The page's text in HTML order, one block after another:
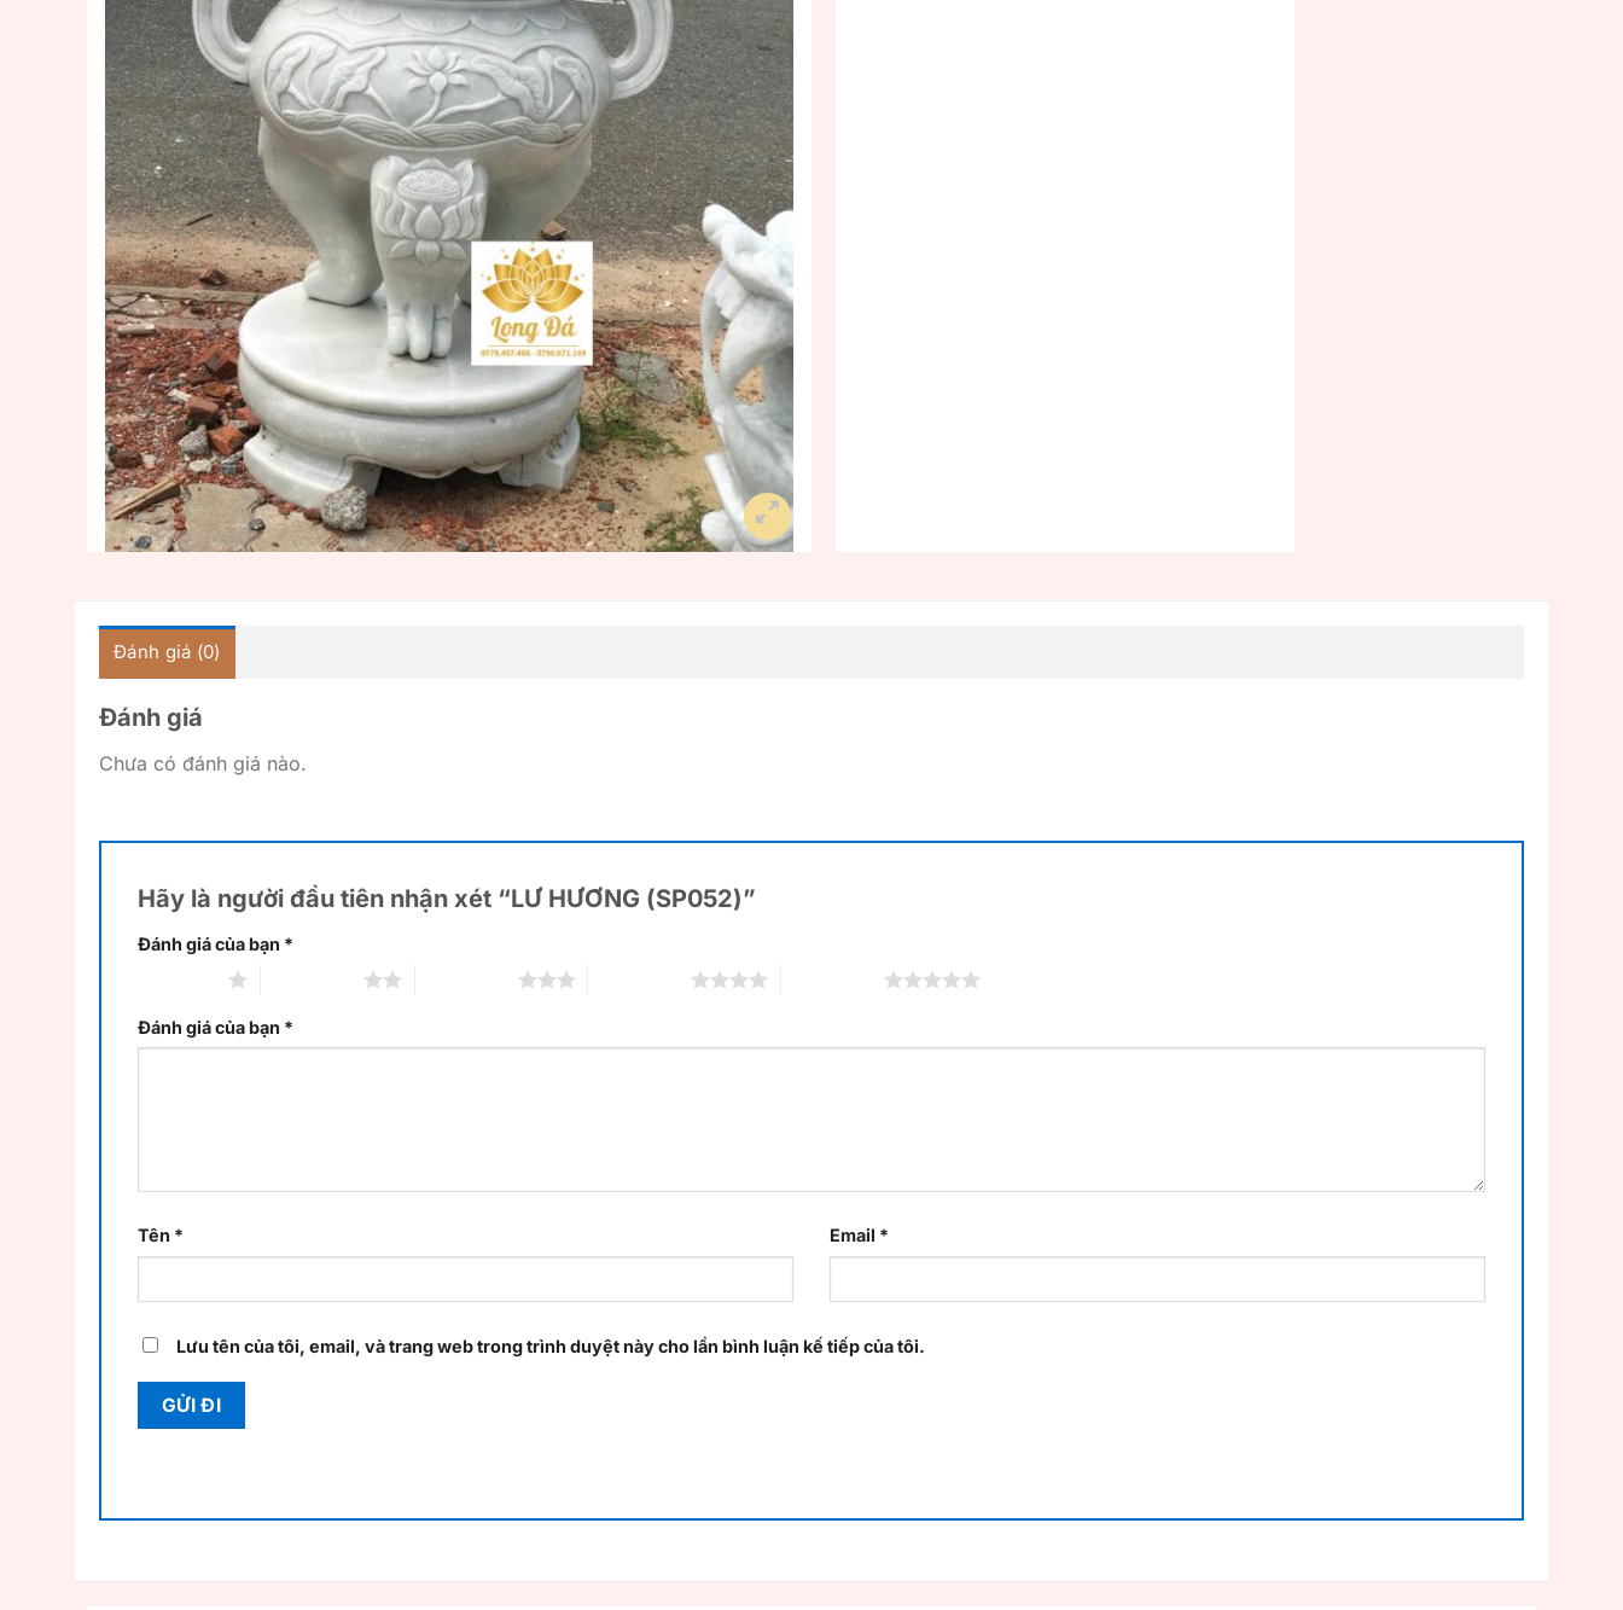
Đánh giá (0)
Đánh giá
Chưa có đánh giá nào.
Hãy là người đầu tiên nhận xét “LƯ HƯƠNG (SP052)”
Đánh giá của bạn *
Đánh giá của bạn *
Tên * Email *
Lưu tên của tôi, email, và trang web trong trình duyệt này cho lần bình luận kế tiếp của tôi.